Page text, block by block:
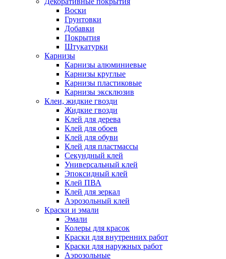
Воски
Грунтовки
Добавки
Покрытия
Штукатурки
Карнизы
Карнизы алюминиевые
Карнизы круглые
Карнизы пластиковые
Карнизы эксклюзив
Клеи, жидкие гвозди
Жидкие гвозди
Клей для дерева
Клей для обоев
Клей для обуви
Клей для пластмассы
Секундный клей
Универсальный клей
Эпоксидный клей
Клей ПВА
Клей для зеркал
Аэрозольный клей
Краски и эмали
Эмали
Колеры для красок
Краски для внутренних работ
Краски для наружных работ
Аэрозольные